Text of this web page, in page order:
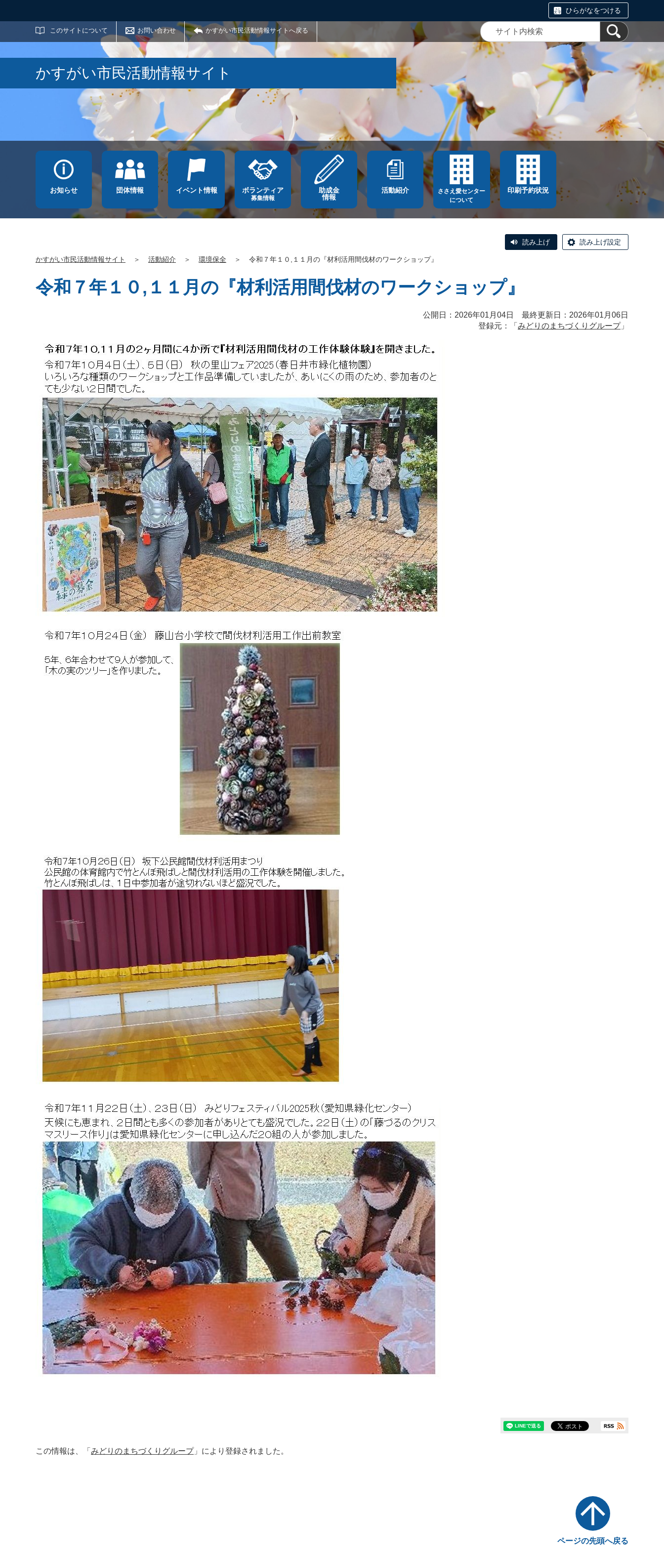
ひらがなをつける
このサイトについて お問い合わせ かすがい市民活動情報サイトへ戻る
サイト内検索
かすがい市民活動情報サイト
お知らせ 団体情報 イベント情報 ボランティア
募集情報
助成金
情報
活動紹介
ささえ愛センター
について
印刷予約状況
読み上げ 読み上げ設定
かすがい市民活動情報サイト ＞ 活動紹介 ＞ 環境保全 ＞ 令和７年１０,１１月の『材利活用間伐材のワークショップ』
令和７年１０,１１月の『材利活用間伐材のワークショップ』
公開日：2026年01月04日 最終更新日：2026年01月06日
登録元：「 みどりのまちづくりグループ」
この情報は、「 みどりのまちづくりグループ」により登録されました。
ページの先頭へ戻る